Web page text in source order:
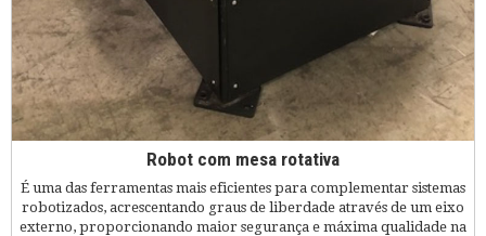
Robot com mesa rotativa
É uma das ferramentas mais eficientes para complementar sistemas
robotizados, acrescentando graus de liberdade através de um eixo
externo, proporcionando maior segurança e máxima qualidade na